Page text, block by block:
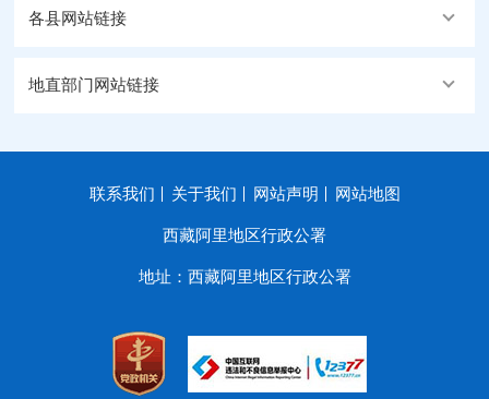
各县网站链接
地直部门网站链接
联系我们 关于我们 网站声明 网站地图
西藏阿里地区行政公署
地址：西藏阿里地区行政公署